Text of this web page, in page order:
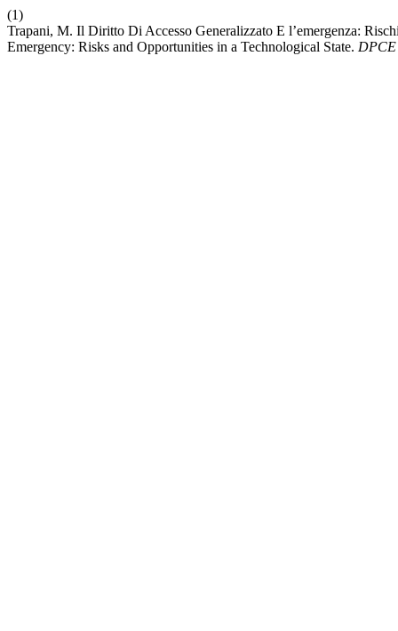
(1)
Trapani, M. Il Diritto Di Accesso Generalizzato E l’emergenza:
Emergency: Risks and Opportunities in a Technological State.